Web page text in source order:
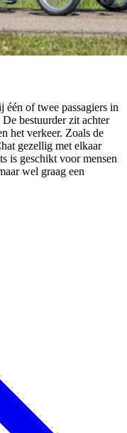
één of twee passagiers in
bestuurder zit achter
het verkeer. Zoals de
gezellig met elkaar
is geschikt voor mensen
wel graag een